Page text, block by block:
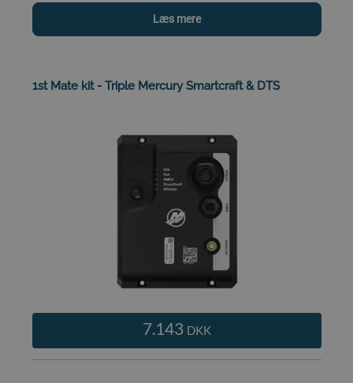
Læs mere
1st Mate kit - Triple Mercury Smartcraft & DTS
7.143 DKK